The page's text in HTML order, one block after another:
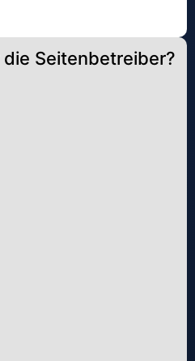
Seitenbetreiber?